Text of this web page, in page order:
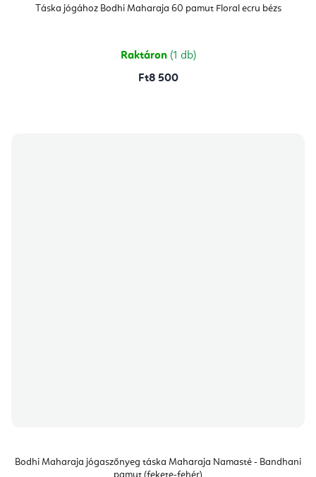
Táska jógához Bodhi Maharaja 60 pamut Floral ecru bézs
átlagos
értékelése
csillag.
Raktáron (1 db)
Ft8 500
Bodhi Maharaja jógaszőnyeg táska Maharaja Namasté - Bandhani
pamut (fekete-fehér)